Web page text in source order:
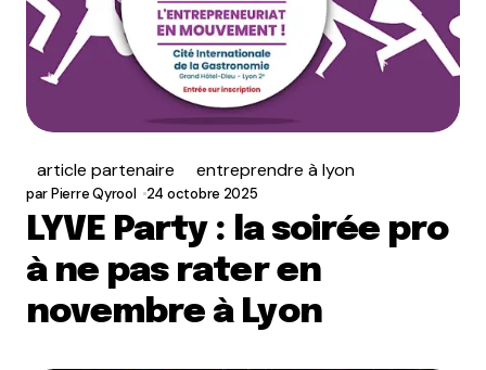
article partenaire entreprendre à lyon
parPierre Qyrool 24 octobre 2025
LYVE Party : la soirée pro
à ne pas rater en
novembre à Lyon